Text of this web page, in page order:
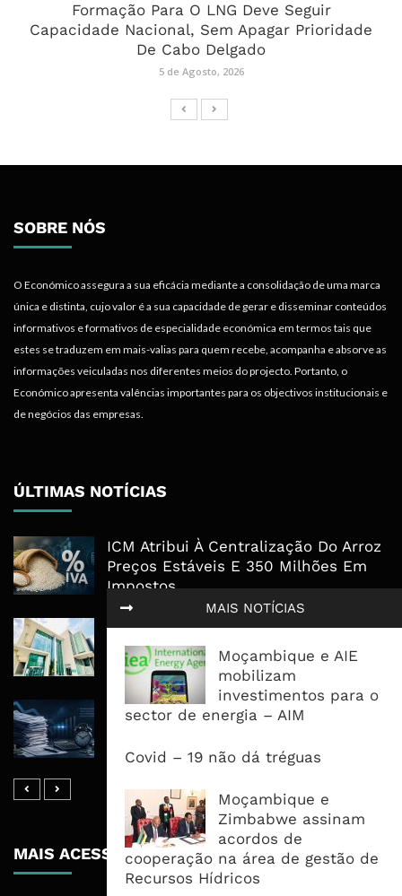
MAIS NOTÍCIAS
Moçambique e AIE
mobilizam
investimentos para o
sector de energia – AIM
Covid – 19 não dá tréguas
Moçambique e
Zimbabwe assinam
acordos de
cooperação na área de gestão de
Recursos Hídricos
Formação Para O LNG Deve Seguir
Capacidade Nacional, Sem Apagar Prioridade
De Cabo Delgado
5 de Agosto, 2026
SOBRE NÓS
O Económico assegura a sua eficácia mediante a consolidação de uma marca
única e distinta, cujo valor é a sua capacidade de gerar e disseminar conteúdos
informativos e formativos de especialidade económica em termos tais que
estes se traduzem em mais-valias para quem recebe, acompanha e absorve as
informações veiculadas nos diferentes meios do projecto. Portanto, o
Económico apresenta valências importantes para os objectivos institucionais e
de negócios das empresas.
ÚLTIMAS NOTÍCIAS
ICM Atribui À Centralização Do Arroz
Preços Estáveis E 350 Milhões Em
Impostos
Nedbank Mantém Lucro Em R8,4 Mil
Milhões E Acelera Expansão Para
África Oriental
Reembolsos Do IVA Sobem Para 4,5
Mil Milhões, Mas Morosidade
Mantém Empresas A Financiar O ...
MAIS ACESSADOS